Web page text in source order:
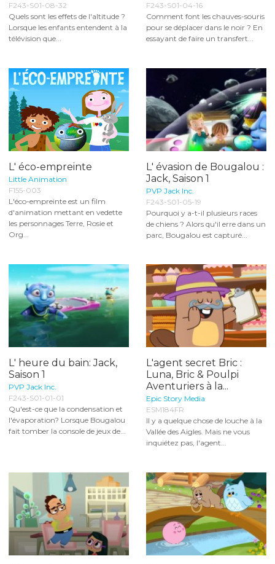
F243-S01-08-32
Quels sont les effets de l'altitude ?
Lorsque les enfants entendent à la
télévision que...
F243-S01-04-16
Comment font les chauves-souris
pour se déplacer dans le noir ? En
essayant de faire un transfert...
L' éco-empreinte
Little Animation
F155-003
L'éco-empreinte est un film
d'animation mettant en vedette
les personnages Terre, Rosie et
Org...
L' évasion de Bougalou :
Jack, Saison 1
PVP Jack Inc.
F243-S01-05-19
Pourquoi y a-t-il plusieurs races
de chiens ? Alors qu'il erre dans un
parc, Bougalou est capturé...
L' heure du bain: Jack,
Saison 1
PVP Jack Inc.
F243-S01-01-01
Qu'est-ce que la condensation et
l'évaporation? Lorsque Bougalou
fait tomber la console de jeux de...
L'agent secret Bric :
Luna, Bric & Poulpi
Aventuriers à la...
Epic Story Media
ESM184FR
Il y a quelque chose de louche à la
Vallée des Aigles. Mais ne vous
inquiétez pas, l'agent...